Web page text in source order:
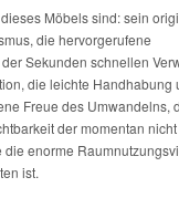
Möbels sind: sein
die hervorgerufene
Sekunden schnellen
die leichte Handhabung
Freue des Umwandelns,
der momentan
die enorme
ist.